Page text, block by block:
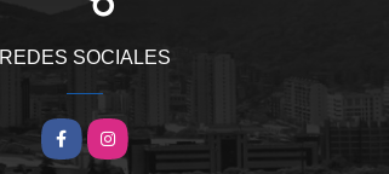
REDES SOCIALES
FacebookInstagram